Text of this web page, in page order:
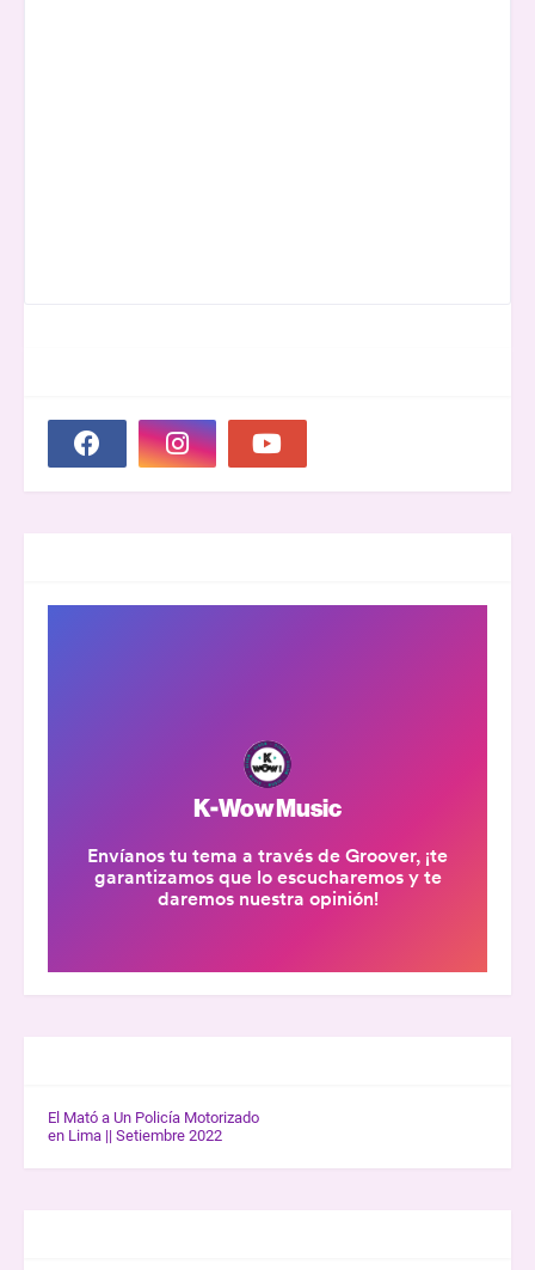
El Mató a Un Policía Motorizado
en Lima || Setiembre 2022